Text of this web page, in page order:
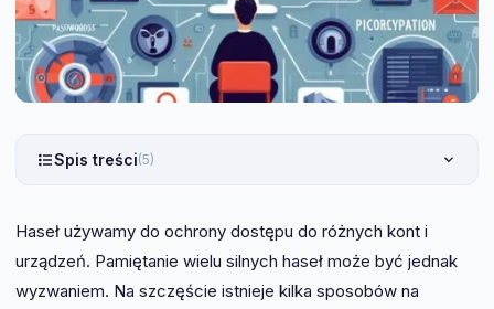
Spis treści(5)
Haseł używamy do ochrony dostępu do różnych kont i
urządzeń. Pamiętanie wielu silnych haseł może być jednak
wyzwaniem. Na szczęście istnieje kilka sposobów na